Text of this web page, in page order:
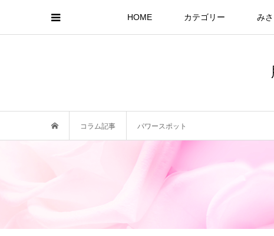
HOME カテゴリー み
コラム記事 パワースポット